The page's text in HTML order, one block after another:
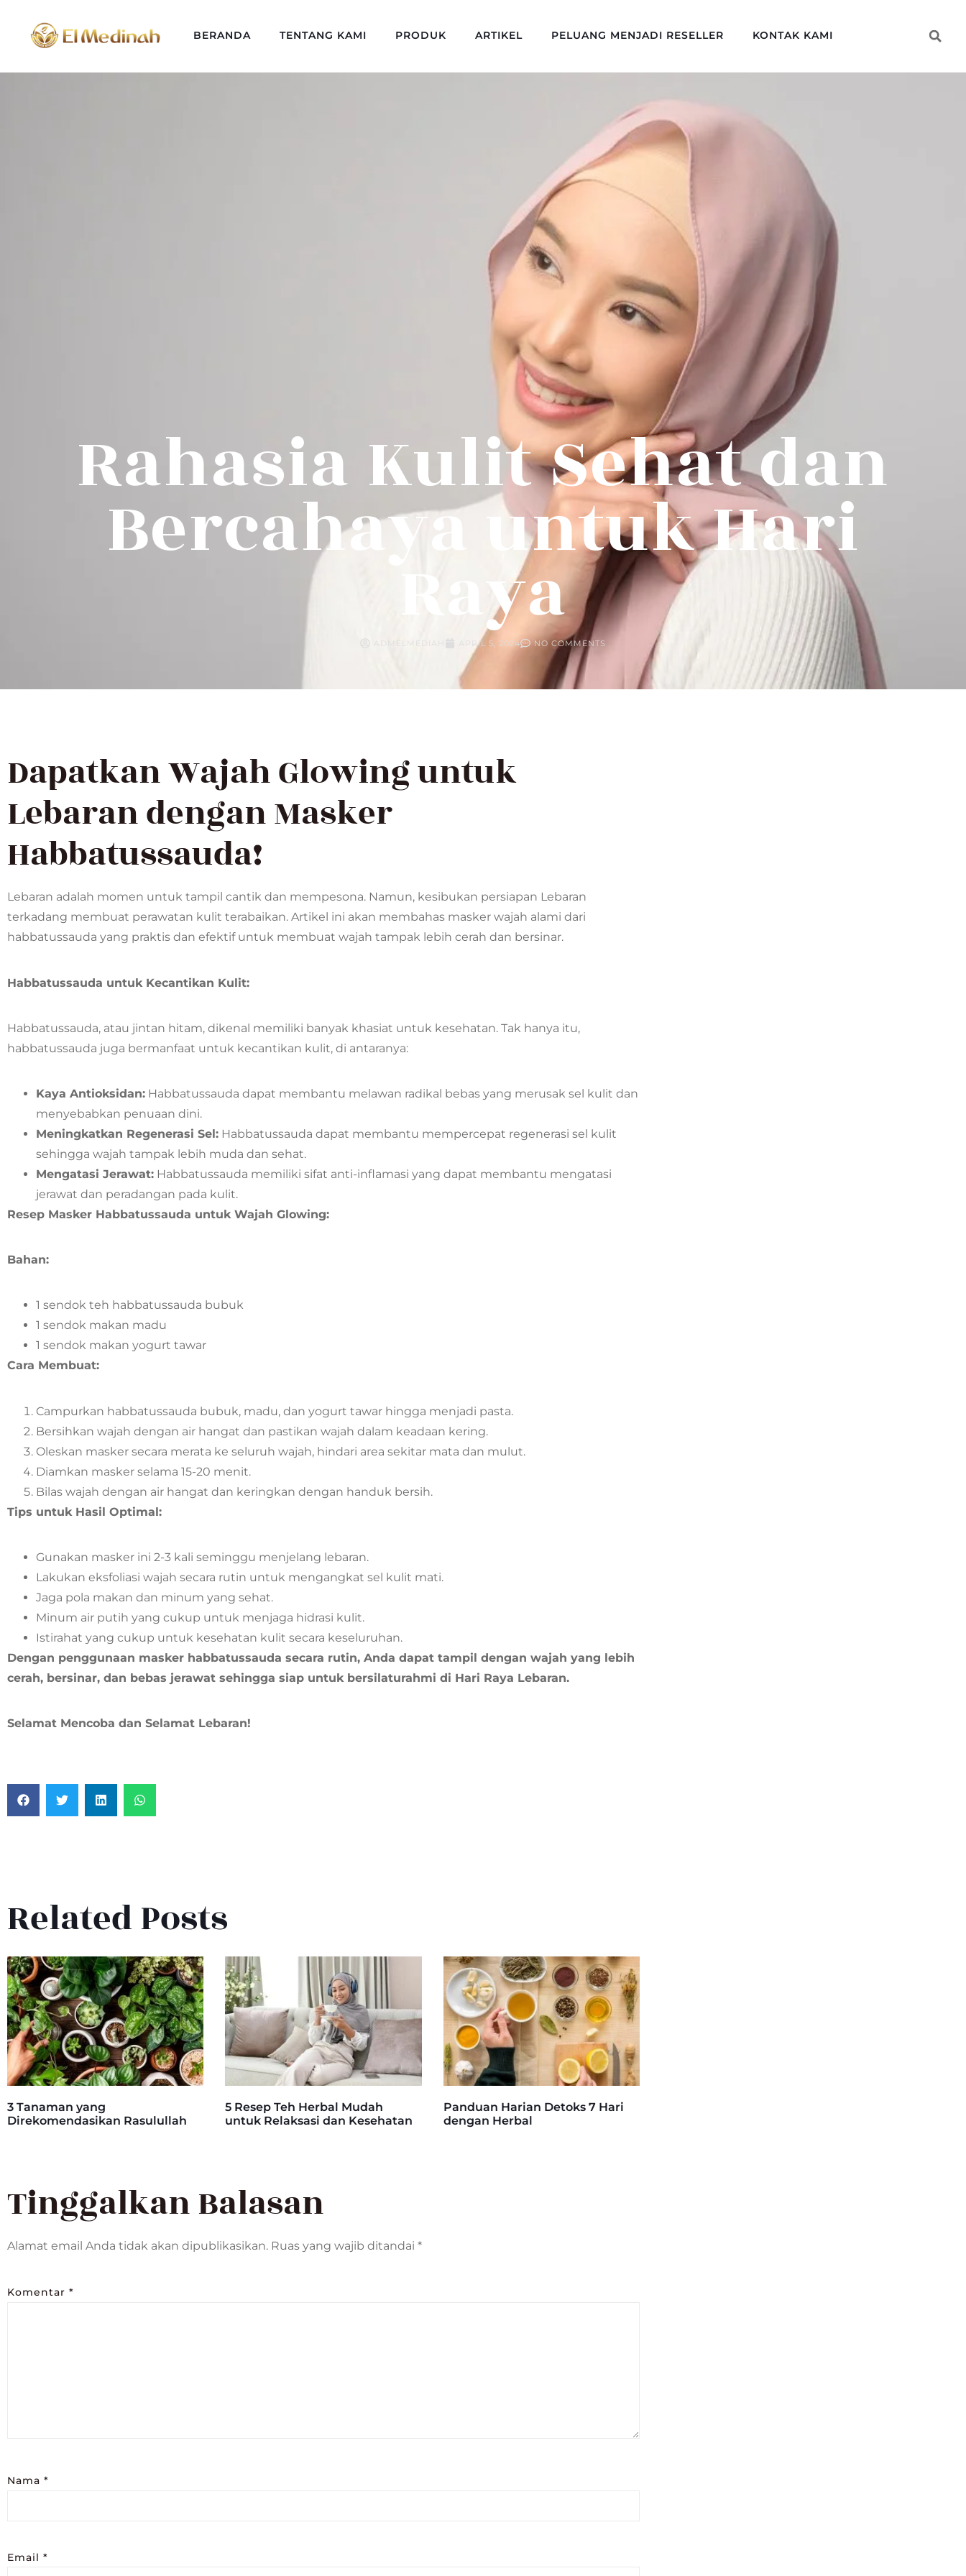
BERANDA TENTANG KAMI PRODUK ARTIKEL PELUANG MENJADI RESELLER KONTAK KAMI
Rahasia Kulit Sehat dan
Bercahaya untuk Hari
Raya
ADMELMEDIAH APRIL 5, 2024 NO COMMENTS
Dapatkan Wajah Glowing untuk
Lebaran dengan Masker
Habbatussauda!
Lebaran adalah momen untuk tampil cantik dan mempesona. Namun, kesibukan persiapan Lebaran
terkadang membuat perawatan kulit terabaikan. Artikel ini akan membahas masker wajah alami dari
habbatussauda yang praktis dan efektif untuk membuat wajah tampak lebih cerah dan bersinar.
Habbatussauda untuk Kecantikan Kulit:
Habbatussauda, atau jintan hitam, dikenal memiliki banyak khasiat untuk kesehatan. Tak hanya itu,
habbatussauda juga bermanfaat untuk kecantikan kulit, di antaranya:
Kaya Antioksidan: Habbatussauda dapat membantu melawan radikal bebas yang merusak sel kulit dan
menyebabkan penuaan dini.
Meningkatkan Regenerasi Sel: Habbatussauda dapat membantu mempercepat regenerasi sel kulit
sehingga wajah tampak lebih muda dan sehat.
Mengatasi Jerawat: Habbatussauda memiliki sifat anti-inflamasi yang dapat membantu mengatasi
jerawat dan peradangan pada kulit.
Resep Masker Habbatussauda untuk Wajah Glowing:
Bahan:
1 sendok teh habbatussauda bubuk
1 sendok makan madu
1 sendok makan yogurt tawar
Cara Membuat:
Campurkan habbatussauda bubuk, madu, dan yogurt tawar hingga menjadi pasta.
Bersihkan wajah dengan air hangat dan pastikan wajah dalam keadaan kering.
Oleskan masker secara merata ke seluruh wajah, hindari area sekitar mata dan mulut.
Diamkan masker selama 15-20 menit.
Bilas wajah dengan air hangat dan keringkan dengan handuk bersih.
Tips untuk Hasil Optimal:
Gunakan masker ini 2-3 kali seminggu menjelang lebaran.
Lakukan eksfoliasi wajah secara rutin untuk mengangkat sel kulit mati.
Jaga pola makan dan minum yang sehat.
Minum air putih yang cukup untuk menjaga hidrasi kulit.
Istirahat yang cukup untuk kesehatan kulit secara keseluruhan.
Dengan penggunaan masker habbatussauda secara rutin, Anda dapat tampil dengan wajah yang lebih
cerah, bersinar, dan bebas jerawat sehingga siap untuk bersilaturahmi di Hari Raya Lebaran.
Selamat Mencoba dan Selamat Lebaran!
Related Posts
3 Tanaman yang
Direkomendasikan Rasulullah
5 Resep Teh Herbal Mudah
untuk Relaksasi dan Kesehatan
Panduan Harian Detoks 7 Hari
dengan Herbal
Tinggalkan Balasan
Alamat email Anda tidak akan dipublikasikan. Ruas yang wajib ditandai *
Komentar *
Nama *
Email *